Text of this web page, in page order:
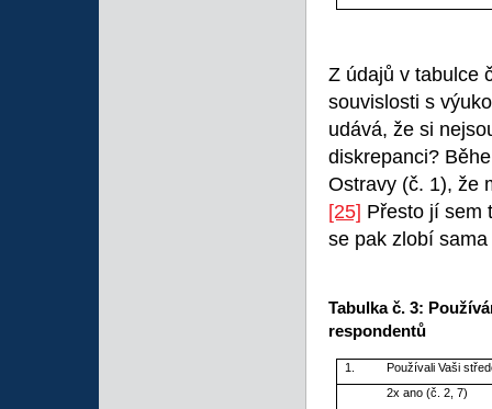
Z údajů v tabulce
souvislosti s
udává, že si
diskrepanci?
Ostravy (č. 1), že
[25] Přesto jí sem
se pak zlobí
Tabulka č. 3:
respondentů
1.
Používali Vaši
2x ano (č. 2, 7)